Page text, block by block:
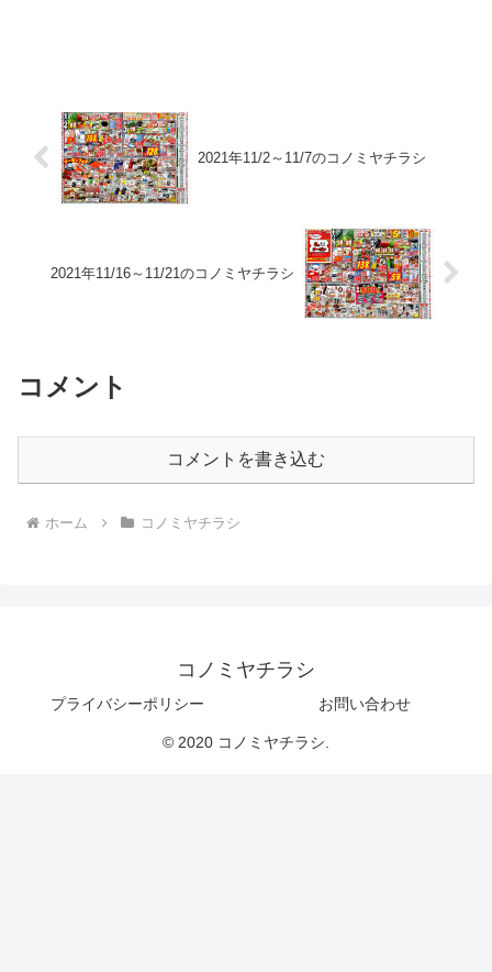
2021年11/2～11/7のコノミヤチラシ
2021年11/16～11/21のコノミヤチラシ
コメント
コメントを書き込む
ホーム コノミヤチラシ
コノミヤチラシ
プライバシーポリシー お問い合わせ
© 2020 コノミヤチラシ.